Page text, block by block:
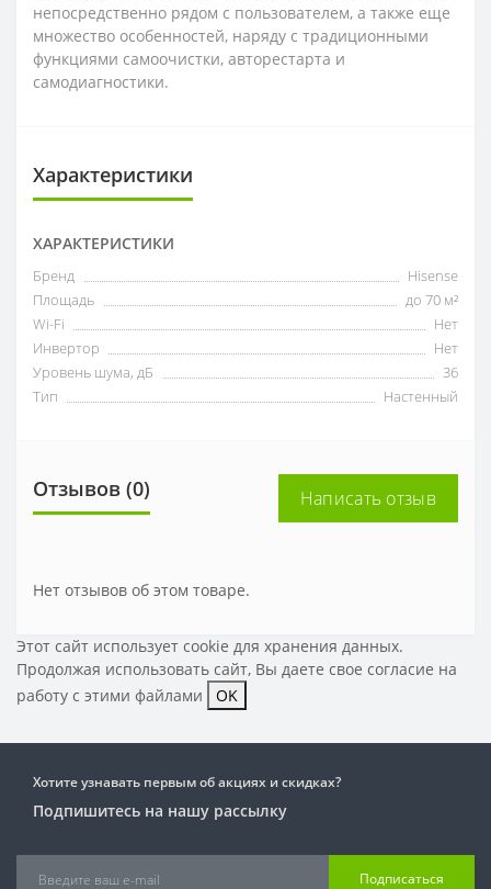
непосредственно рядом с пользователем, а также еще
множество особенностей, наряду с традиционными
функциями самоочистки, авторестарта и
самодиагностики.
Характеристики
ХАРАКТЕРИСТИКИ
Бренд
Hisense
Площадь
до 70 м²
Wi-Fi
Нет
Инвертор
Нет
Уровень шума, дБ
36
Тип
Настенный
Отзывов (0) Написать отзыв
Нет отзывов об этом товаре.
Этот сайт использует cookie для хранения данных.
Продолжая использовать сайт, Вы даете свое согласие на
работу с этими файлами
OK
Хотите узнавать первым об акциях и скидках?
Подпишитесь на нашу рассылку
Подписаться